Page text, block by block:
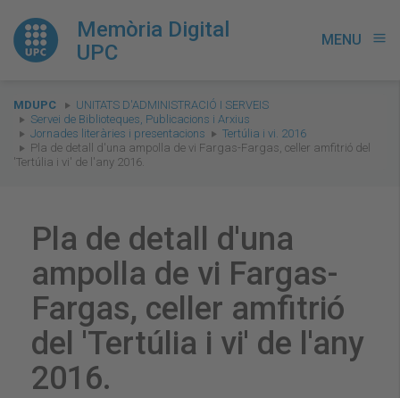
Memòria Digital
UPC
MENU menu
You
are
here:
MDUPC
UNITATS D'ADMINISTRACIÓ I SERVEIS
Servei de Biblioteques, Publicacions i Arxius
Jornades literàries i presentacions
Tertúlia i vi. 2016
Pla de detall d'una ampolla de vi Fargas-Fargas, celler amfitrió del
'Tertúlia i vi' de l'any 2016.
Pla de detall d'una
ampolla de vi Fargas-
Fargas, celler amfitrió
del 'Tertúlia i vi' de l'any
2016.